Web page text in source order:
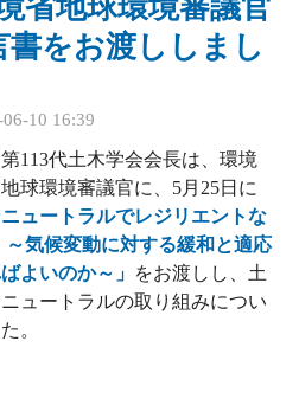
省地球環境審議官
書をお渡ししまし
10 16:39
113代土木学会会長は、環境
球環境審議官に、5月25日に
ュートラルでレジリエントな
気候変動に対する緩和と適応
よいのか～」 をお渡しし、土
ュートラルの取り組みについ
。